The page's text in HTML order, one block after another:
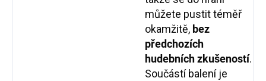
můžete pustit téměř
okamžitě, bez
předchozích
hudebních zkušeností.
Součástí balení je